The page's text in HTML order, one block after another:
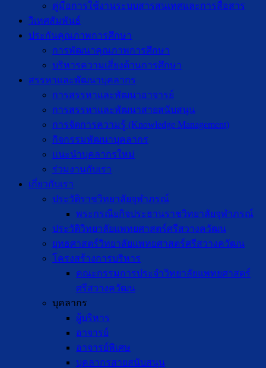
คู่มือการใช้งานระบบสารสนเทศและการสื่อสาร
วิเทศสัมพันธ์
ประกันคุณภาพการศึกษา
การพัฒนาคุณภาพการศึกษา
บริหารความเสี่ยงด้านการศึกษา
สรรหาและพัฒนาบุคลากร
การสรรหาและพัฒนาอาจารย์
การสรรหาและพัฒนาสายสนับสนุน
การจัดการความรู้ (Knowledge Management)
กิจกรรมพัฒนาบุคลากร
แนะนำบุคลากรใหม่
ร่วมงานกับเรา
เกี่ยวกับเรา
ประวัติราชวิทยาลัยจุฬาภรณ์
พระกรณียกิจประธานราชวิทยาลัยจุฬาภรณ์
ประวัติวิทยาลัยแพทยศาสตร์ศรีสวางควัฒน
ยุทธศาสตร์วิทยาลัยแพทยศาสตร์ศรีสวางควัฒน
โครงสร้างการบริหาร
คณะกรรมการประจำวิทยาลัยแพทยศาสตร์
ศรีสวางควัฒน
บุคลากร
ผู้บริหาร
อาจารย์
อาจารย์พิเศษ
บุคลากรสายสนับสนุน